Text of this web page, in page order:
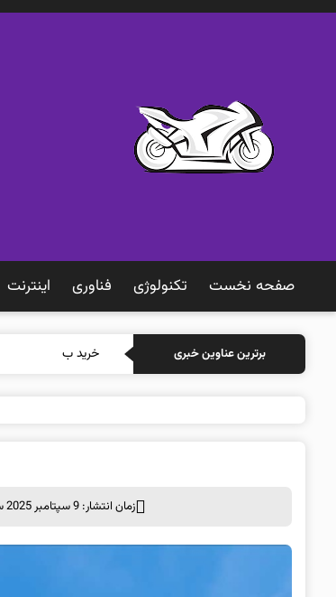
صفحه نخست تکنولوژی فناوری اينترنت
برترین عناوین خبری خرید بیمه: سنتی یا آن
زمان انتشار: 9 سپتامبر 2025 ساعت 13:13